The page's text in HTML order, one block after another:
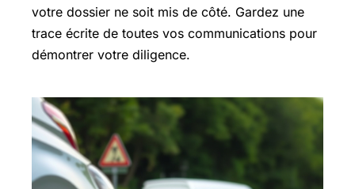
votre dossier ne soit mis de côté. Gardez une
trace écrite de toutes vos communications pour
démontrer votre diligence.